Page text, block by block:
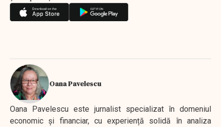
Oana Pavelescu
Oana Pavelescu este jurnalist specializat în domeniul
economic și financiar, cu experiență solidă în analiza